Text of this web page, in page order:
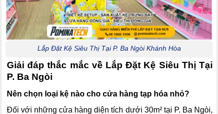
Lắp Đặt Kệ Siêu Thị Tại P. Ba Ngòi Khánh Hòa
Giải đáp thắc mắc về Lắp Đặt Kệ Siêu Thị Tại
P. Ba Ngòi
Nên chọn loại kệ nào cho cửa hàng tạp hóa nhỏ?
Đối với những cửa hàng diện tích dưới 30m² tại P. Ba Ngòi,